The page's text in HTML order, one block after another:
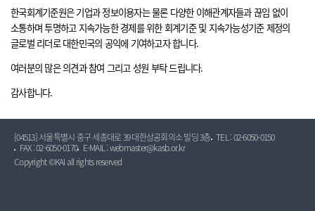
한국회계기준원은 기업과 정보이용자는 물론 다양한 이해관계자들과 끊임 없이
소통하며 투명하고 지속가능한 경제를 위한 회계기준 및 지속가능성기준 제정의
글로벌 리더로 대한민국의 공익에 기여하고자 합니다.
여러분의 많은 의견과 참여 그리고 성원 부탁 드립니다.
감사합니다.
[04513] 서울특별시 중구 세종대로 39 대한상공회의소 빌딩 3층 TEL : 02-6050-0150
FAX : 02-6050-0170
E-MAIL : webmaster@kasb.or.kr
Copyright ©KAI all rights reserved